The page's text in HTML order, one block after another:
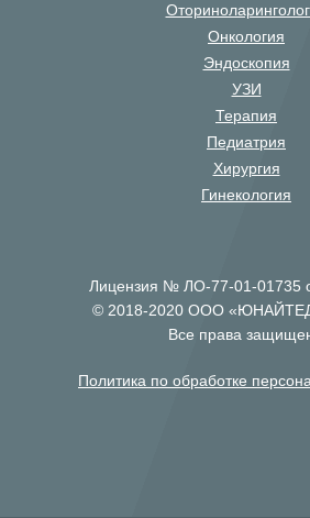
Онкология
Эндоскопия
УЗИ
Терапия
Педиатрия
Хирургия
Гинекология
Лицензия № ЛО-77-01-01735
© 2018-2020 ООО
Все права
Политика по обработке